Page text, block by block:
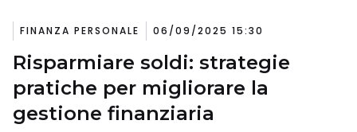
FINANZA PERSONALE 06/09/2025 15:30
Risparmiare soldi: strategie
pratiche per migliorare la
gestione finanziaria